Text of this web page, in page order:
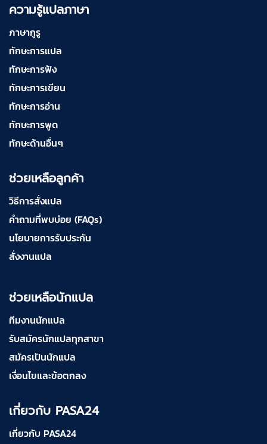
ความรู้แปลภาษา
ภาษากูรู
ทักษะการแปล
ทักษะการฟัง
ทักษะการเขียน
ทักษะการอ่าน
ทักษะการพูด
ทักษะด้านอื่นๆ
ช่วยเหลือลูกค้า
วิธีการสั่งแปล
คำถามที่พบบ่อย (FAQs)
นโยบายการรับประกัน
สั่งงานแปล
ช่วยเหลือนักแปล
ทีมงานนักแปล
รับสมัครนักแปลทุกสาขา
สมัครเป็นนักแปล
เงื่อนไขและข้อตกลง
เกี่ยวกับ PASA24
เกี่ยวกับ PASA24